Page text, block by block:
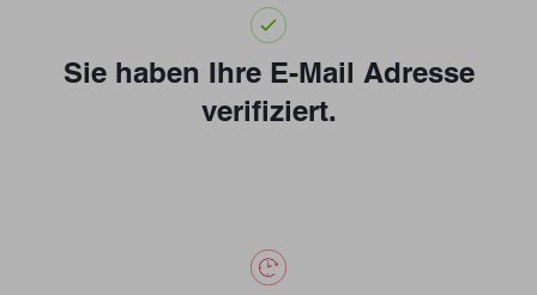
Sie haben Ihre E-Mail Adresse
verifiziert.